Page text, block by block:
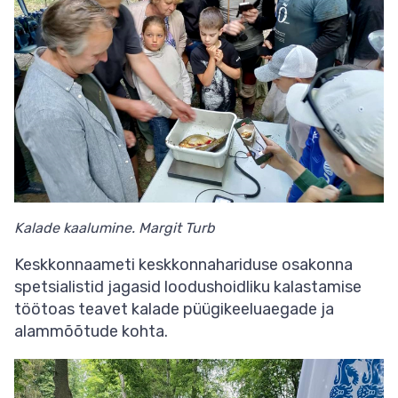
Kalade kaalumine. Margit Turb
Keskkonnaameti keskkonnahariduse osakonna
spetsialistid jagasid loodushoidliku kalastamise
töötoas teavet kalade püügikeeluaegade ja
alammõõtude kohta.